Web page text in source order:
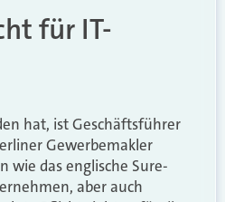
für IT-
hat, ist Geschäftsführer
Gewerbemakler
wie das englische Sure-
aber auch